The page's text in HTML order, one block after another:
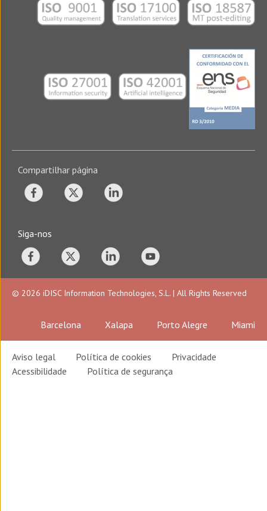
Compartilhar página
Siga-nos
© 2026 iDISC Information Technologies, S.L. | All Rights Reserved
Barcelona Xalapa Porto Alegre Miami
Aviso legal Política de cookies
Privacidade
Acessibilidade
Política de segurança